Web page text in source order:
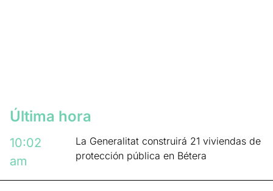
Última hora
10:02
am
La Generalitat construirá 21 viviendas de
protección pública en Bétera